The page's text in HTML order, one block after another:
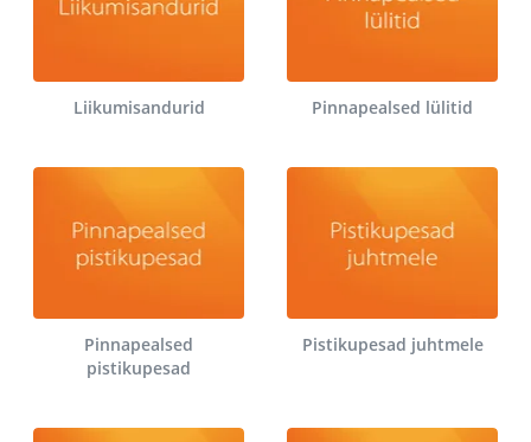
Liikumisandurid Pinnapealsed lülitid
Pinnapealsed
pistikupesad
Pistikupesad juhtmele